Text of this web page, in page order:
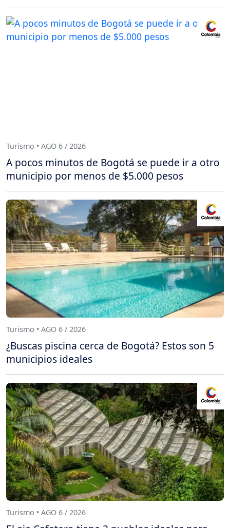
Turismo • AGO 6 / 2026
A pocos minutos de Bogotá se puede ir a otro
municipio por menos de $5.000 pesos
Turismo • AGO 6 / 2026
¿Buscas piscina cerca de Bogotá? Estos son 5
municipios ideales
Turismo • AGO 6 / 2026